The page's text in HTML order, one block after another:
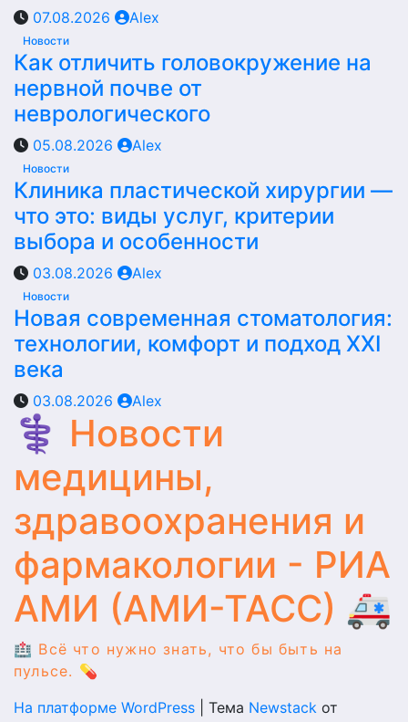
07.08.2026 Alex
Новости
Как отличить головокружение на
нервной почве от
неврологического
05.08.2026 Alex
Новости
Клиника пластической хирургии —
что это: виды услуг, критерии
выбора и особенности
03.08.2026 Alex
Новости
Новая современная стоматология:
технологии, комфорт и подход XXI
века
03.08.2026 Alex
⚕️ Новости
медицины,
здравоохранения и
фармакологии - РИА
АМИ (АМИ-ТАСС) 🚑
🏥 Всё что нужно знать, что бы быть на
пульсе. 💊
На платформе WordPress
Тема Newstack от